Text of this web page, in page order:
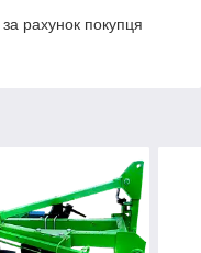
рахунок покупця